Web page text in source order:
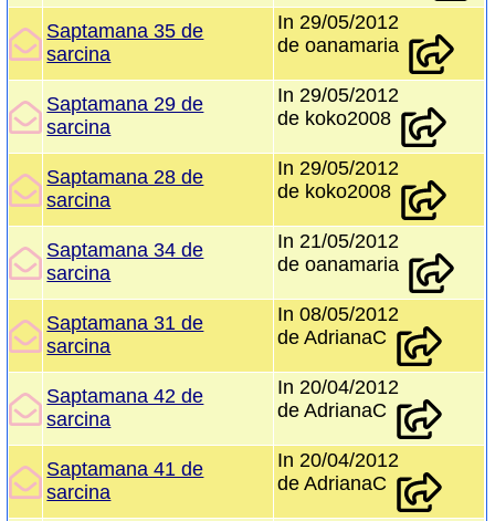
Saptamana 35 de
sarcina
In 29/05/2012
de oanamaria
Saptamana 29 de
sarcina
In 29/05/2012
de koko2008
Saptamana 28 de
sarcina
In 29/05/2012
de koko2008
Saptamana 34 de
sarcina
In 21/05/2012
de oanamaria
Saptamana 31 de
sarcina
In 08/05/2012
de AdrianaC
Saptamana 42 de
sarcina
In 20/04/2012
de AdrianaC
Saptamana 41 de
sarcina
In 20/04/2012
de AdrianaC